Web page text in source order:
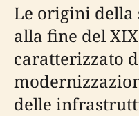
Le origini della
alla fine del
caratterizzato
delle